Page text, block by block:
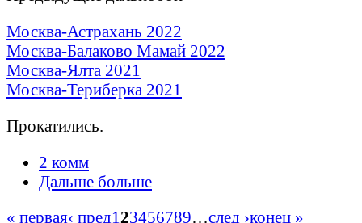
Москва-Астрахань 2022
Москва-Балаково Мамай 2022
Москва-Ялта 2021
Москва-Териберка 2021
Прокатились.
2 комм
Дальше больше
« первая‹ пред123456789…след ›конец »